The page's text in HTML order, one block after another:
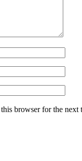
browser for the next